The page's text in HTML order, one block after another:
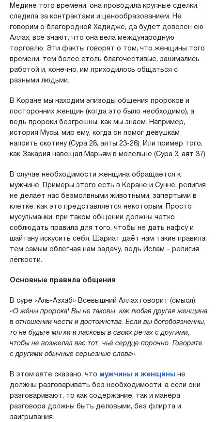
Медине того времени, она проводила крупные сделки,
следила за контрактами и ценообразованием. Не
говорим о благородной Хадидже, да будет доволен ею
Аллах, все знают, что она вела международную
торговлю. Эти факты говорят о том, что женщины того
времени, тем более столь благочестивые, занимались
работой и, конечно, им приходилось общаться с
разными людьми.
В Коране мы находим эпизоды общения пророков и
посторонних женщин (когда это было необходимо), а
ведь пророки безгрешны, как мы знаем. Например,
история Мусы, мир ему, когда он помог девушкам
напоить скотину (Сура 28, аяты 23-26). Или пример того,
как Закария навещал Марьям в молельне (Сура 3, аят 37)
В случае необходимости женщина обращается к
мужчине. Примеры этого есть в Коране и Сунне, религия
не делает нас безмолвными животными, запертыми в
клетке, как это представляется некоторым. Просто
мусульманки, при таком общении должны чётко
соблюдать правила для того, чтобы не дать нафсу и
шайтану искусить себя. Шариат даёт нам такие правила,
тем самым облегчая нам задачу, ведь Ислам – религия
лёгкости.
Основные правила общения
В суре «Аль-Азхаб» Всевышний Аллах говорит (смысл):
«О жёны пророка! Вы не таковы, как любая другая женщина
в отношении чести и достоинства. Если вы богобоязненны,
то не будьте мягки и ласковы в своих речах с другими,
чтобы не возжелал вас тот, чьё сердце порочно. Говорите
с другими обычные серьёзные слова».
В этом аяте сказано, что мужчины и женщины не
должны разговаривать без необходимости, а если они
разговаривают, то как содержание, так и манера
разговора должны быть деловыми, без флирта и
заигрывания.